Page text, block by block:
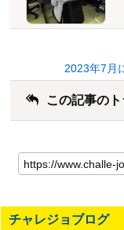
2023年7月
この記事の
の
記
の
ト
チャレジョブログ